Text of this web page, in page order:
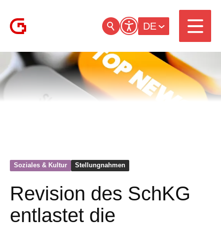
DE
Soziales & Kultur Stellungnahmen
Revision des SchKG
entlastet die